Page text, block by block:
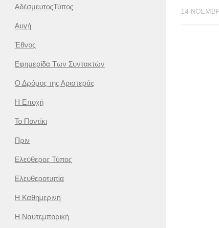
14
ΑδέσμευτοςΤύπος
Αυγή
Έθνος
Εφημερίδα Των Συντακτών
Ο Δρόμος της Αριστεράς
Η Εποχή
Το Ποντίκι
Πριν
Ελεύθερος Τύπος
Ελευθεροτυπία
Η Καθημερινή
Η Ναυτεμπορική